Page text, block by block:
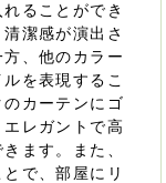
ることができ
潔感が演出さ
、他のカラー
を表現するこ
カーテンにゴ
レガントで高
ます。また、
で、部屋にリ